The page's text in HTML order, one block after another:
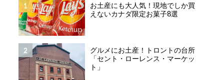
お土産にも大人気！現地でしか買
えないカナダ限定お菓子8選
グルメにお土産！トロントの台所
「セント・ローレンス・マーケッ
ト」